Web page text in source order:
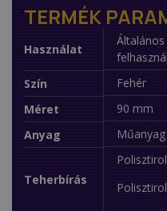
TERMÉK
Használat
Szín
Fehér
Méret
90 mm
Anyag
Műanyag
Teherbírás